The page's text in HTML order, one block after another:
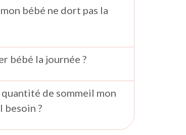
bébé ne dort pas la
bébé la journée ?
de sommeil mon
besoin ?